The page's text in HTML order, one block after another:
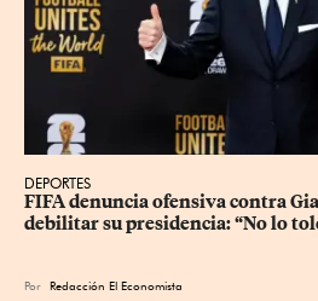
DEPORTES
FIFA denuncia ofensiva contra
debilitar su presidencia: “No lo
Por Redacción El Economista